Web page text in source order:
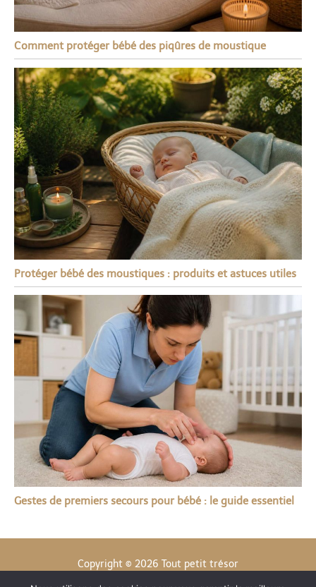
Comment protéger bébé des piqûres de moustique
Protéger bébé des moustiques : produits et astuces utiles
Gestes de premiers secours pour bébé : le guide essentiel
Copyright © 2026 Tout petit trésor